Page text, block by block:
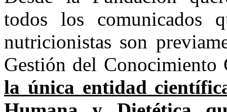
todos los comunicados
nutricionistas son
Gestión del
la única entidad